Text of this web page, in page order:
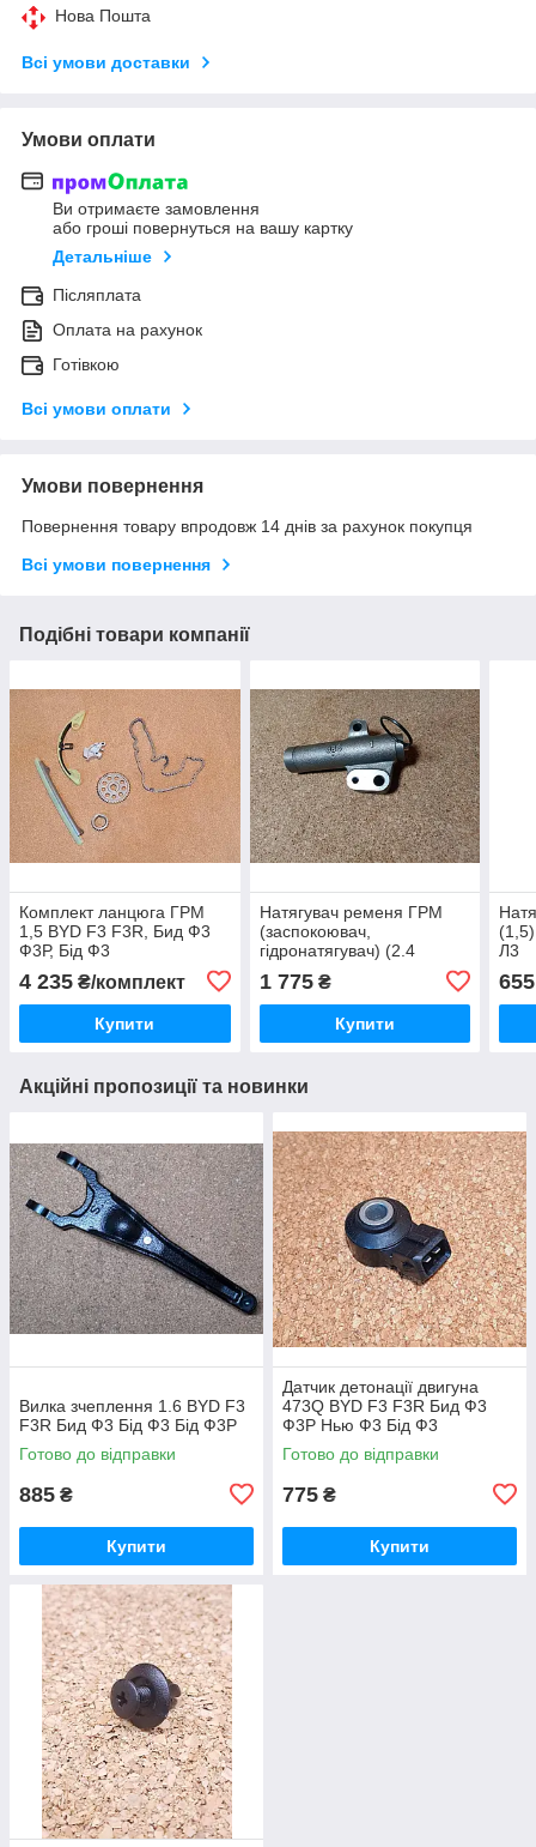
Нова Пошта
Всі умови доставки
Умови оплати
Ви отримаєте замовлення
або гроші повернуться на вашу картку
Детальніше
Післяплата
Оплата на рахунок
Готівкою
Всі умови оплати
Умови повернення
Повернення товару впродовж 14 днів за рахунок покупця
Всі умови повернення
Подібні товари компанії
Комплект ланцюга ГРМ
1,5 BYD F3 F3R, Бид Ф3
Ф3Р, Бід Ф3
4 235 ₴/комплект
Купити
Натягувач ременя ГРМ
(заспокоювач,
гідронатягувач) (2.4
автомат) AT BYD F6, Бид
F6, Бід Ф6
1 775₴
Купити
Л3
655
Акційні пропозиції та новинки
Вилка зчеплення 1.6 BYD F3
F3R Бид Ф3 Бід Ф3 Бід Ф3Р
Готово до відправки
885 ₴
Купити
Датчик детонації двигуна
473Q BYD F3 F3R Бид Ф3
Ф3Р Нью Ф3 Бід Ф3
Готово до відправки
775 ₴
Купити